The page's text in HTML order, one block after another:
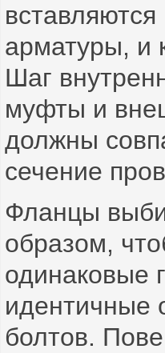
арматуры, и
Шаг
муфты и
должны
сечение
Фланцы
образом,
одинаковые
идентичные
болтов.